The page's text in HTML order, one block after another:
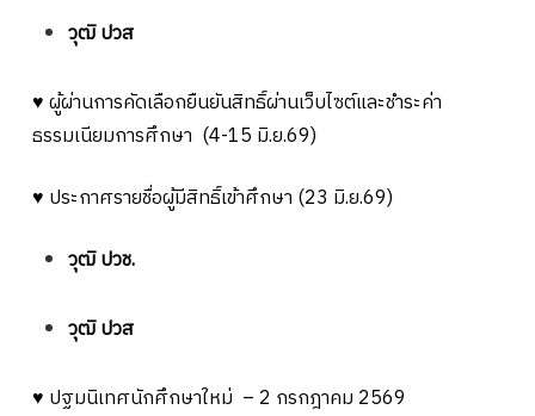
วุฒิ ปวส
♥ ผู้ผ่านการคัดเลือกยืนยันสิทธิ์ผ่านเว็บไซต์และชำระค่า
ธรรมเนียมการศึกษา (4-15 มิ.ย.69)
♥ ประกาศรายชื่อผู้มีสิทธิ์เข้าศึกษา (23 มิ.ย.69)
วุฒิ ปวช.
วุฒิ ปวส
♥ ปฐมนิเทศนักศึกษาใหม่ – 2 กรกฎาคม 2569